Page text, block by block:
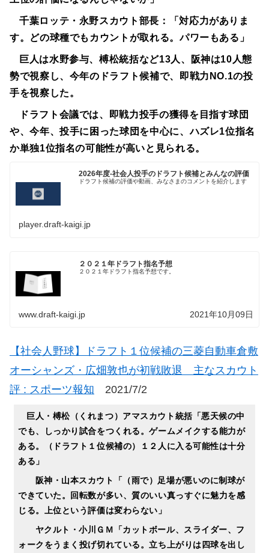
千葉ロッテ・永野スカウト部長：「対応力がありま
す。どの球種でもカウントが取れる。パワーもある」
巨人は水野参与、榑松統括など13人、阪神は10人態
勢で視察し、今年のドラフト候補で、即戦力NO.1の投
手を視察した。
ドラフト会議では、即戦力投手の獲得を目指す球団
や、今年、投手に困った球団を中心に、ハズレ1位指名
か単独1位指名の可能性が高いと見られる。
2026年度-社会人投手のドラフト候補とみんなの評価
ドラフト候補の評価や動画、みなさまのコメントを紹介します
player.draft-kaigi.jp
２０２１年ドラフト指名予想
２０２１年ドラフト指名予想です。
www.draft-kaigi.jp 2021年10月09日
【社会人野球】ドラフト１位候補の三菱自動車倉敷
オーシャンズ・広畑敦也が初戦敗退 主なスカウト
評 : スポーツ報知 2021/7/2
巨人・榑松（くれまつ）アマスカウト統括「悪天候の中
でも、しっかり試合をつくれる。ゲームメイクする能力が
ある。（ドラフト１位候補の）１２人に入る可能性は十分
ある」
阪神・山本スカウト「（雨で）足場が悪いのに制球が
できていた。回転数が多い、質のいい真っすぐに魅力を感
じる。上位という評価は変わらない」
ヤクルト・小川ＧＭ「カットボール、スライダー、フ
ォークをうまく投げ切れている。立ち上がりは四球を出し